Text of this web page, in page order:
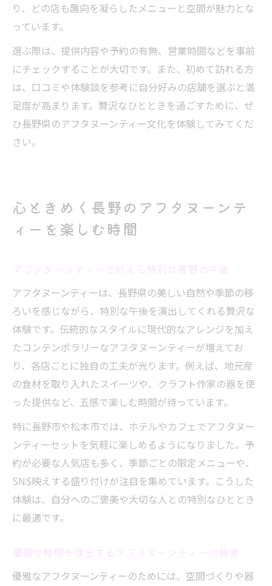
り、どの店も趣向を凝らしたメニューと空間が魅力とな
っています。
選ぶ際は、提供内容や予約の有無、営業時間などを事前
にチェックすることが大切です。また、初めて訪れる方
は、口コミや体験談を参考に自分好みの店舗を選ぶと満
足度が高まります。贅沢なひとときを過ごすために、ぜ
ひ長野県のアフタヌーンティー文化を体験してみてくだ
さい。
心ときめく長野のアフタヌーンテ
ィーを楽しむ時間
アフタヌーンティーは、長野県の美しい自然や季節の移
ろいを感じながら、特別な午後を演出してくれる贅沢な
体験です。伝統的なスタイルに現代的なアレンジを加え
たコンテンポラリーなアフタヌーンティーが増えてお
り、各店ごとに独自の工夫が光ります。例えば、地元産
の食材を取り入れたスイーツや、クラフト作家の器を使
った提供など、五感で楽しむ時間が待っています。
特に長野市や松本市では、ホテルやカフェでアフタヌー
ンティーセットを気軽に楽しめるようになりました。予
約が必要な人気店も多く、季節ごとの限定メニューや、
SNS映えする盛り付けが注目を集めています。こうした
体験は、自分へのご褒美や大切な人との特別なひととき
に最適です。
優雅なアフタヌーンティーのためには、空間づくりや器